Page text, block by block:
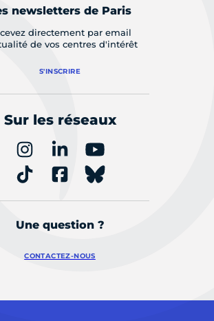
newsletters de Paris
directement par email
de vos centres d'intérêt
S'INSCRIRE
Sur les réseaux
Une question ?
CONTACTEZ-NOUS